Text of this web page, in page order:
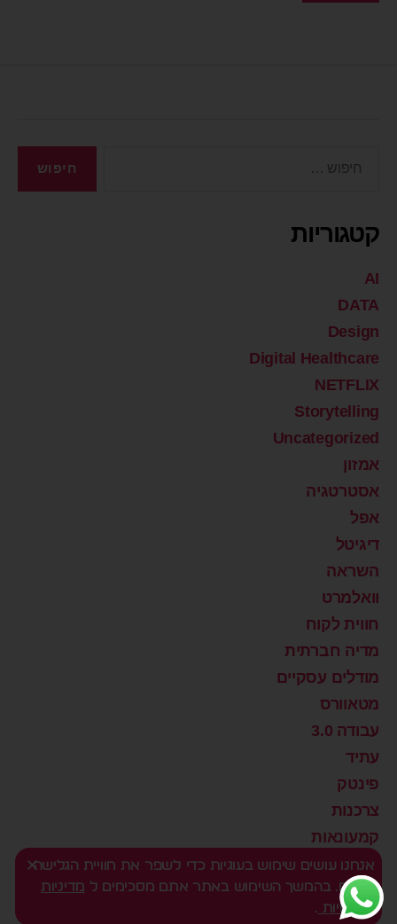
קטגוריות
AI
DATA
Design
Digital Healthcare
NETFLIX
Storytelling
Uncategorized
אמזון
אסטרטגיה
אפל
דיגיטל
השראה
וואלמרט
חווית לקוח
מדיה חברתית
מודלים עסקיים
מטאוורס
עבודה 3.0
עתיד
פינטק
צרכנות
קמעונאות
רוצים שינוי?
שיווק דיגיטלי
אנחנו עושים שימוש בעוגיות כדי לשפר את חוויית הגלישה
שלכם. בהמשך השימוש באתר אתם מסכימים ל מדיניות
הפרטיות .